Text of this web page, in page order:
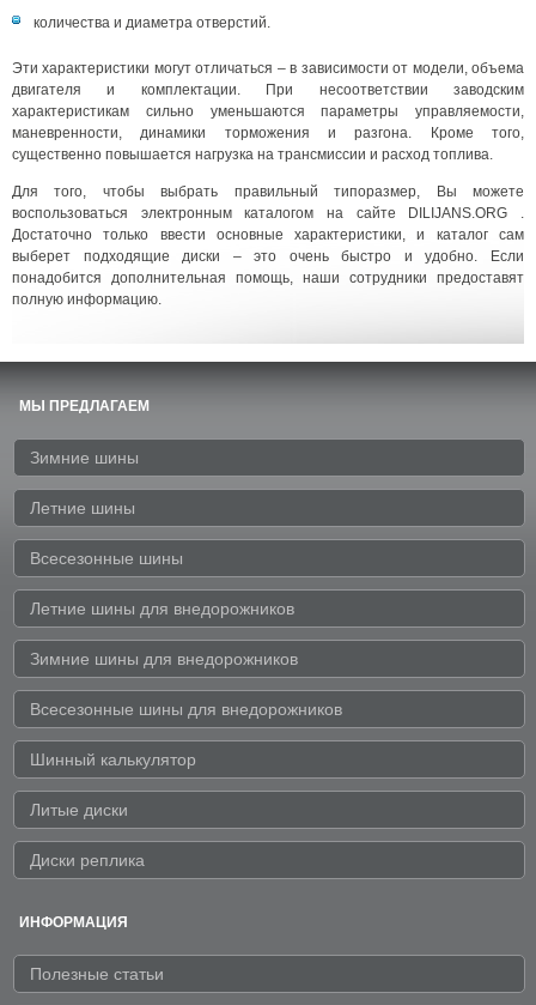
количества и диаметра отверстий.
Эти характеристики могут отличаться – в зависимости от модели, объема
двигателя и комплектации. При несоответствии заводским
характеристикам сильно уменьшаются параметры управляемости,
маневренности, динамики торможения и разгона. Кроме того,
существенно повышается нагрузка на трансмиссии и расход топлива.
Для того, чтобы выбрать правильный типоразмер, Вы можете
воспользоваться электронным каталогом на сайте DILIJANS.ORG .
Достаточно только ввести основные характеристики, и каталог сам
выберет подходящие диски – это очень быстро и удобно. Если
понадобится дополнительная помощь, наши сотрудники предоставят
полную информацию.
МЫ ПРЕДЛАГАЕМ
Зимние шины
Летние шины
Всесезонные шины
Летние шины для внедорожников
Зимние шины для внедорожников
Всесезонные шины для внедорожников
Шинный калькулятор
Литые диски
Диски реплика
ИНФОРМАЦИЯ
Полезные статьи